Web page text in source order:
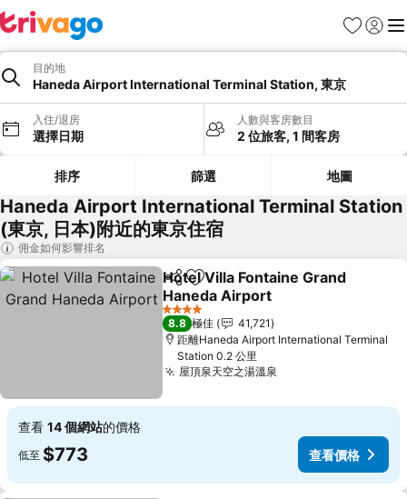
收藏夾
登入 選
目的地
Haneda Airport International Terminal Station, 東京
入住/退房
選擇日期
人數與客房數目
2 位旅客, 1 間客房
排序 篩選 地圖
Haneda Airport International Terminal Station
(東京, 日本)附近的東京住宿
佣金如何影響排名
分享 放到收藏夾
Hotel Villa Fontaine Grand
Haneda Airport
4 星級
8.8 極佳
41,721
距離Haneda Airport International Terminal
Station 0.2 公里
屋頂泉天空之湯溫泉
查看 14 個網站的價格
低至 $773 查看價格